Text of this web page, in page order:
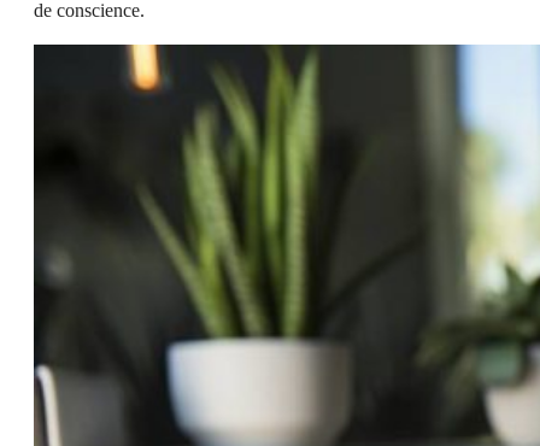
de conscience.